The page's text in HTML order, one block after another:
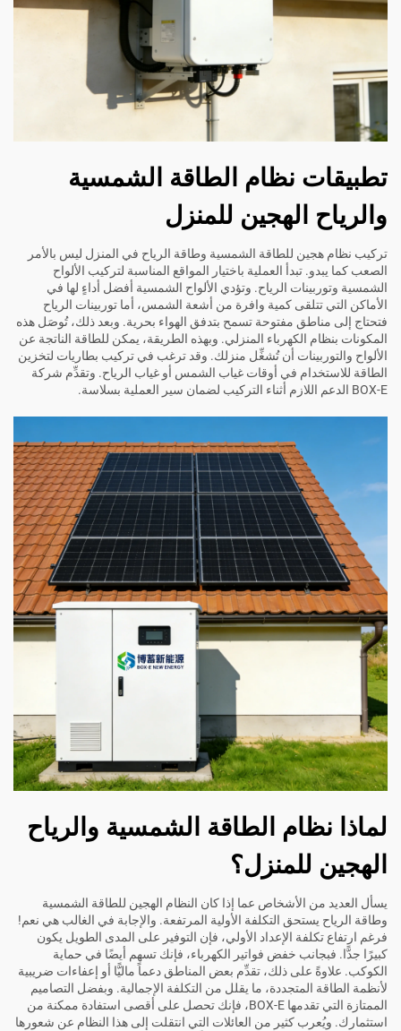
تطبيقات نظام الطاقة الشمسية
والرياح الهجين للمنزل
تركيب نظام هجين للطاقة الشمسية وطاقة الرياح في المنزل ليس بالأمر
الصعب كما يبدو. تبدأ العملية باختيار المواقع المناسبة لتركيب الألواح
الشمسية وتوربينات الرياح. وتؤدي الألواح الشمسية أفضل أداءٍ لها في
الأماكن التي تتلقى كمية وافرة من أشعة الشمس، أما توربينات الرياح
فتحتاج إلى مناطق مفتوحة تسمح بتدفق الهواء بحرية. وبعد ذلك، تُوصَل هذه
المكونات بنظام الكهرباء المنزلي. وبهذه الطريقة، يمكن للطاقة الناتجة عن
الألواح والتوربينات أن تُشغِّل منزلك. وقد ترغب في تركيب بطاريات لتخزين
الطاقة للاستخدام في أوقات غياب الشمس أو غياب الرياح. وتقدِّم شركة
BOX-E الدعم اللازم أثناء التركيب لضمان سير العملية بسلاسة.
لماذا نظام الطاقة الشمسية والرياح
الهجين للمنزل؟
يسأل العديد من الأشخاص عما إذا كان النظام الهجين للطاقة الشمسية
وطاقة الرياح يستحق التكلفة الأولية المرتفعة. والإجابة في الغالب هي نعم!
فرغم ارتفاع تكلفة الإعداد الأولي، فإن التوفير على المدى الطويل يكون
كبيرًا جدًّا. فبجانب خفض فواتير الكهرباء، فإنك تسهم أيضًا في حماية
الكوكب. علاوةً على ذلك، تقدِّم بعض المناطق دعماً ماليًّا أو إعفاءات ضريبية
لأنظمة الطاقة المتجددة، ما يقلل من التكلفة الإجمالية. وبفضل التصاميم
الممتازة التي تقدمها BOX-E، فإنك تحصل على أقصى استفادة ممكنة من
استثمارك. ويُعرب كثير من العائلات التي انتقلت إلى هذا النظام عن شعورها